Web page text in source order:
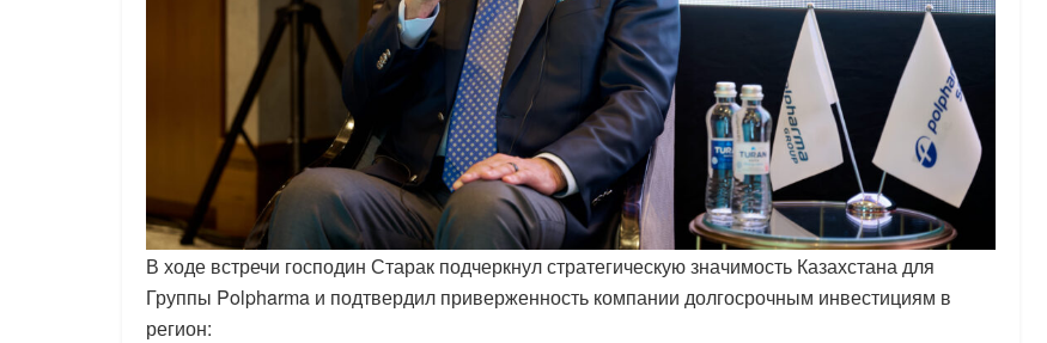
В ходе встречи господин Старак подчеркнул стратегическую значимость Казахстана для
Группы Polpharma и подтвердил приверженность компании долгосрочным инвестициям в
регион: